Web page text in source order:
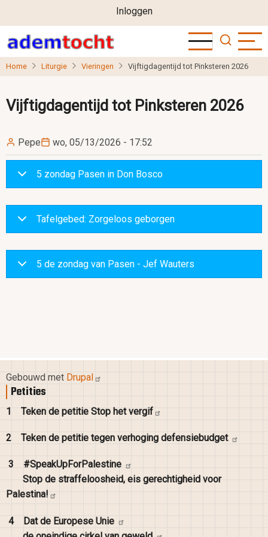
naar
de
inhoud
User
account
menu
Inloggen
Home Liturgie Vieringen Vijftigdagentijd tot Pinksteren 2026
Vijftigdagentijd tot Pinksteren 2026
Pepe wo, 05/13/2026 - 17:52
5 zondag Pasen in Don Bosco
Tafelgebed: Zorgeloos geborgen
5 de zondag van Pasen - Jef Wauters
Gebouwd met Drupal
Petities
1 Teken de petitie Stop hetvergif
2 Teken de petitie tegen verhoging defensiebudget
3
#SpeakUpForPalestine
Stop de straffeloosheid, eis gerechtigheid voor
Palestina!
4 Dat de Europese Unie